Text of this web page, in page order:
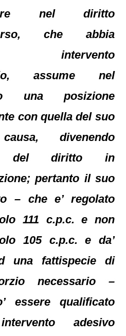
nel diritto
che abbia
intervento
assume nel
una posizione
con quella del suo
divenendo
del diritto in
pertanto il suo
– che e’ regolato
111 c.p.c. e non
105 c.p.c. e da’
una fattispecie di
necessario –
essere qualificato
adesivo